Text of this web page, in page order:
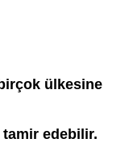
ülkesine
tamir edebilir.